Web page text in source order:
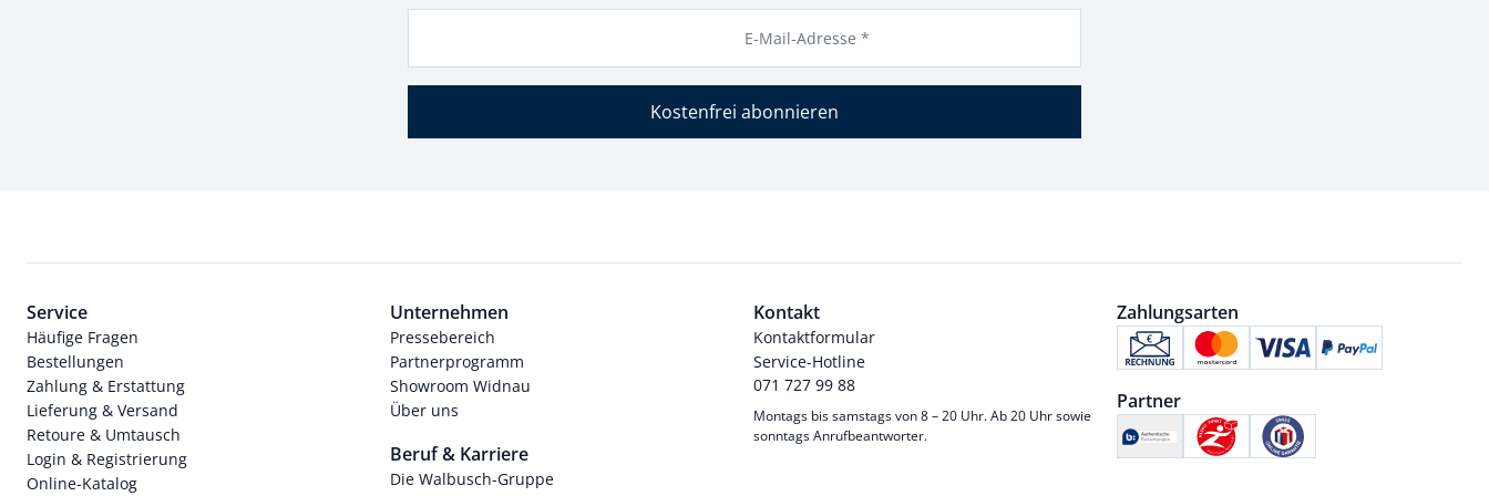
E-Mail-Adresse *
Kostenfrei abonnieren
Service
Häufige Fragen
Bestellungen
Zahlung & Erstattung
Lieferung & Versand
Retoure & Umtausch
Login & Registrierung
Online-Katalog
Unternehmen
Pressebereich
Partnerprogramm
Showroom Widnau
Über uns
Beruf & Karriere
Die Walbusch-Gruppe
Kontakt
Kontaktformular
Service-Hotline
071 727 99 88
Montags bis samstags von 8 – 20 Uhr. Ab 20 Uhr sowie
sonntags Anrufbeantworter.
Zahlungsarten
Partner